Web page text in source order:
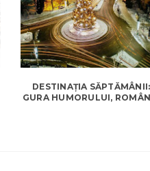
DESTINAȚIA SĂPTĂMÂNII:
GURA HUMORULUI,